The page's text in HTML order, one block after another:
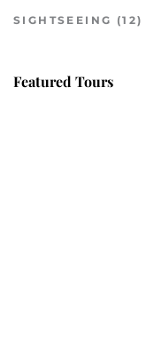
SIGHTSEEING (12)
Featured Tours